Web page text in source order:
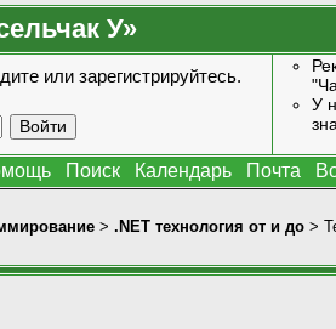
У»
или зарегистрируйтесь.
У
Поиск Календарь Почта
> .NET технология от и до >